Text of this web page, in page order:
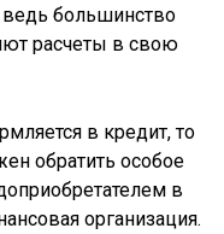
большинство
расчеты в свою
в кредит, то
обратить особое
в
организация.